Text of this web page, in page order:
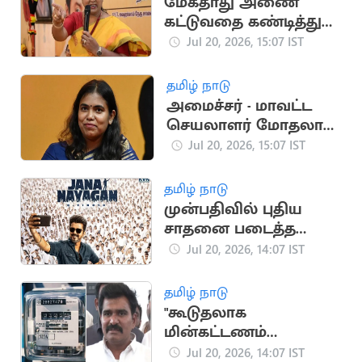
கட்டுவதை கண்டித்து
தேமுதிக போராட்டம்
Jul 20, 2026, 15:07 IST
தமிழ் நாடு
அமைச்சர் - மாவட்ட
செயலாளர் மோதலால்
தவெக பொதுக்கூட்டம்
Jul 20, 2026, 15:07 IST
தமிழ் நாடு
முன்பதிவில் புதிய
சாதனை படைத்த
ஜனநாயகன்
Jul 20, 2026, 14:07 IST
தமிழ் நாடு
"கூடுதலாக
மின்கட்டணம்
செலுத்தியிருந்தால்
Jul 20, 2026, 14:07 IST